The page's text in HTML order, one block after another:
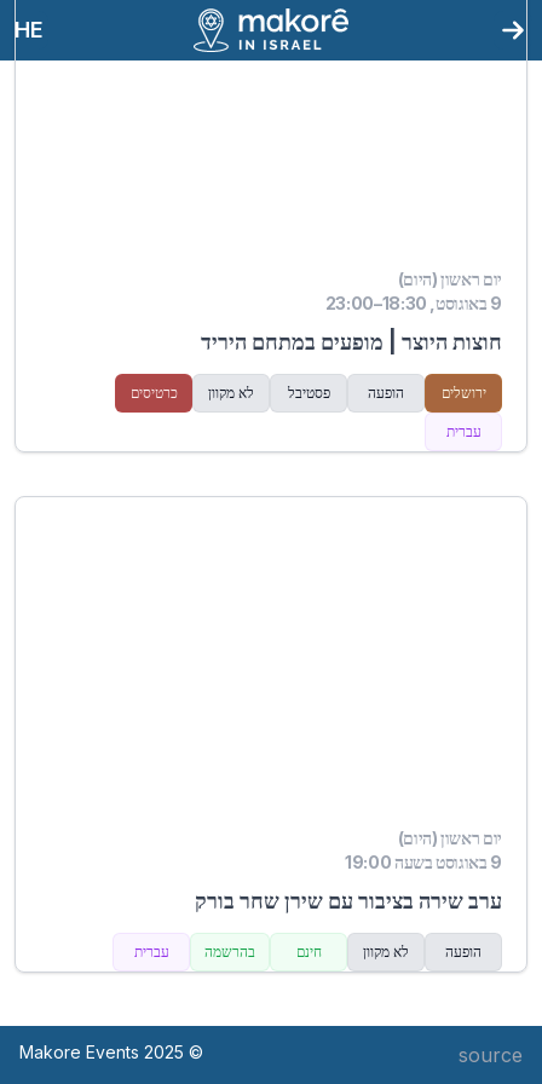
HE
יום ראשון (היום)
9 באוגוסט, 18:30–23:00
חוצות היוצר | מופעים במתחם היריד
ירושלים הופעה פסטיבל לא מקוון כרטיסים
עברית
יום ראשון (היום)
9 באוגוסט בשעה 19:00
ערב שירה בציבור עם שירן שחר בורק
הופעה לא מקוון חינם בהרשמה עברית
source
© Makore Events 2025